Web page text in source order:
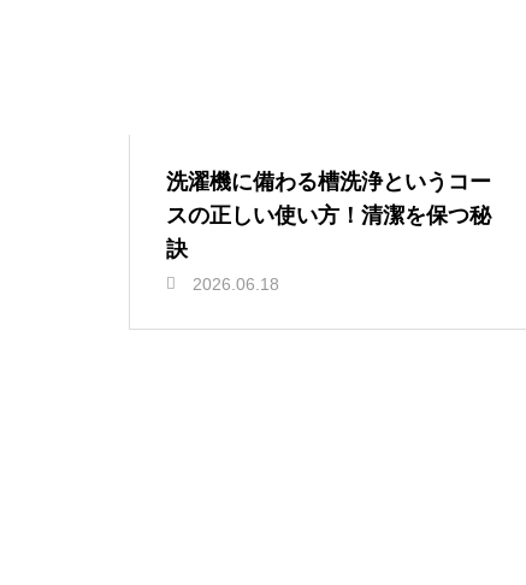
洗濯機に備わる槽洗浄というコー
スの正しい使い方！清潔を保つ秘
訣
2026.06.18